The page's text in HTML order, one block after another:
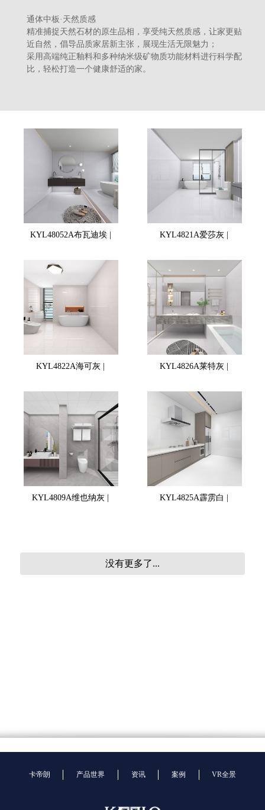
通体中板·天然质感
精准捕捉天然石材的原生品相，享受纯天然质感，让家更贴
近自然，倡导品质家居新主张，展现生活无限魅力；
采用高端纯正釉料和多种纳米级矿物质功能材料进行科学配
比，轻松打造一个健康舒适的家。
KYL48052A布瓦迪埃 | KYL4821A爱莎灰 |
KYL4822A海可灰 | KYL4826A莱特灰 |
KYL4809A维也纳灰 | KYL4825A霹雳白 |
没有更多了...
卡帝朗 产品世界 资讯 案例 VR全景